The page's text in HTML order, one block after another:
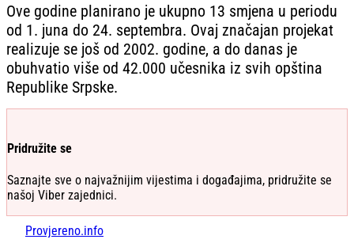
Ove godine planirano je ukupno 13 smjena u periodu
od 1. juna do 24. septembra. Ovaj značajan projekat
realizuje se još od 2002. godine, a do danas je
obuhvatio više od 42.000 učesnika iz svih opština
Republike Srpske.
Pridružite se
Saznajte sve o najvažnijim vijestima i događajima, pridružite se
našoj Viber zajednici.
Provjereno.info